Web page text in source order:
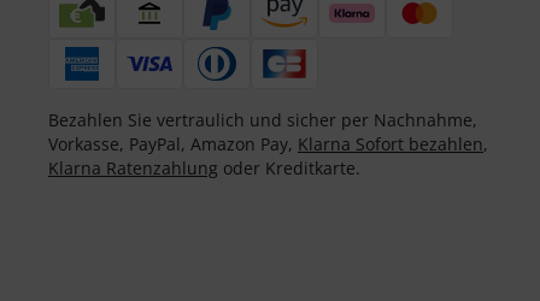
Bezahlen Sie vertraulich und sicher per Nachnahme,
Vorkasse, PayPal, Amazon Pay, Klarna Sofort bezahlen,
Klarna Ratenzahlung oder Kreditkarte.